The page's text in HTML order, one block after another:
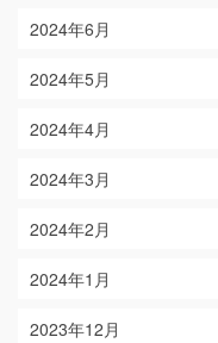
2024年6月
2024年5月
2024年4月
2024年3月
2024年2月
2024年1月
2023年12月